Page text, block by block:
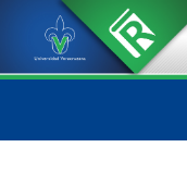
Queiloscopía como